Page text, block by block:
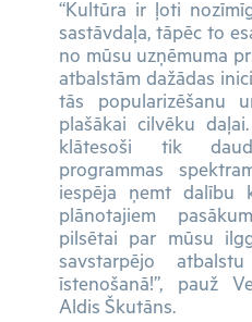
“Kultūra ir ļoti
sastāvdaļa, tāpēc to
no mūsu uzņēmuma
atbalstām dažādas
tās popularizēšanu
plašākai cilvēku
klātesoši tik
programmas
iespēja ņemt dalību
plānotajiem
pilsētai par mūsu
savstarpējo
īstenošanā!”, pauž
Aldis Škutāns.